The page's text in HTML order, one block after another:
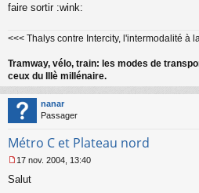
faire sortir :wink:
<<< Thalys contre Intercity, l'intermodalité à
Tramway, vélo, train: les modes de
ceux du IIIè millénaire.
nanar
Passager
Métro C et Plateau nord
e
17 nov. 2004, 13:40
Salut